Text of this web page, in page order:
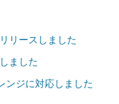
リースしました
ました
ンジに対応しました